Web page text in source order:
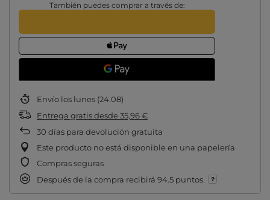
También puedes comprar a través de:
Envío los lunes (24.08)
Entrega gratisdesde 35,96 €
30 días para devolución gratuita
Este producto no está disponible en una papelería
Compras seguras
Después de la compra recibirá 94.5 puntos.